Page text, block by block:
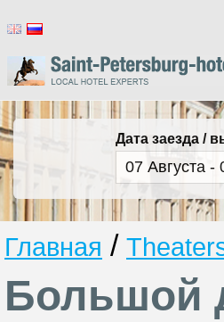
Дата заезда /
Главная /
Большой